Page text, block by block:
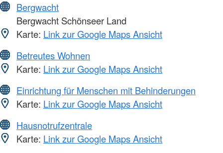
Bergwacht
Bergwacht Schönseer Land
Karte: Link zur Google Maps Ansicht
Betreutes Wohnen
Karte: Link zur Google Maps Ansicht
Einrichtung für Menschen mit Behinderungen
Karte: Link zur Google Maps Ansicht
Hausnotrufzentrale
Karte: Link zur Google Maps Ansicht